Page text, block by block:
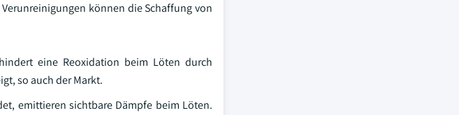
können die Schaffung von
eine Reoxidation beim Löten durch
so auch der Markt.
emittieren sichtbare Dämpfe beim Löten.